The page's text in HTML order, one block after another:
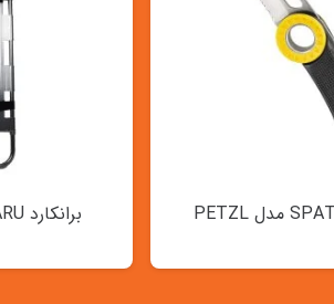
برانکارد HARU مدل SCOPE